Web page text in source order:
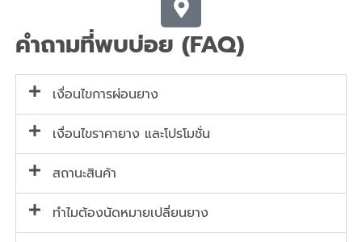
คำถามที่พบบ่อย (FAQ)
เงื่อนไขการผ่อนยาง
เงื่อนไขราคายาง และโปรโมชั่น
สถานะสินค้า
ทำไมต้องนัดหมายเปลี่ยนยาง